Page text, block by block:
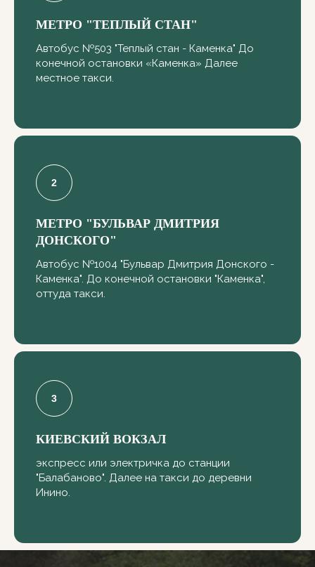
МЕТРО "ТЕПЛЫЙ СТАН"
Автобус №503 "Теплый стан - Каменка" До
конечной остановки «Каменка» Далее
местное такси.
МЕТРО "БУЛЬВАР ДМИТРИЯ
ДОНСКОГО"
Автобус №1004 "Бульвар Дмитрия Донского -
Каменка". До конечной остановки "Каменка",
оттуда такси.
КИЕВСКИЙ ВОКЗАЛ
экспресс или электричка до станции
"Балабаново". Далее на такси до деревни
Инино.
Как до нас доехать на машине
Как до нас доехать общественным